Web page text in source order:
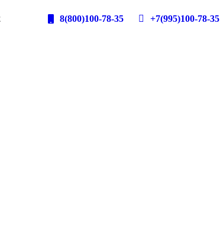
8(800)100-78-35 +7(995)100-78-35